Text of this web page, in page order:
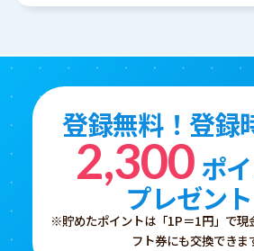
登録無料！登録
2,300ポ
プレゼント
※貯めたポイントは「1P＝1円」で現
フト券にも交換できま